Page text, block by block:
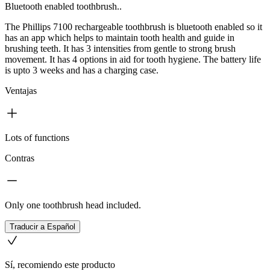
Bluetooth enabled toothbrush..
The Phillips 7100 rechargeable toothbrush is bluetooth enabled so it
has an app which helps to maintain tooth health and guide in
brushing teeth. It has 3 intensities from gentle to strong brush
movement. It has 4 options in aid for tooth hygiene. The battery life
is upto 3 weeks and has a charging case.
Ventajas
Lots of functions
Contras
Only one toothbrush head included.
Traducir a Español
Sí, recomiendo este producto